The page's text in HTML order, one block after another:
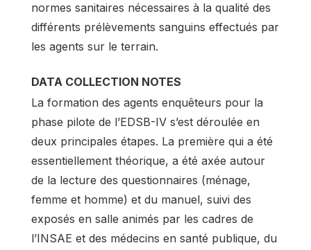
normes sanitaires nécessaires à la qualité des
différents prélèvements sanguins effectués par
les agents sur le terrain.
DATA COLLECTION NOTES
La formation des agents enquêteurs pour la
phase pilote de l’EDSB-IV s’est déroulée en
deux principales étapes. La première qui a été
essentiellement théorique, a été axée autour
de la lecture des questionnaires (ménage,
femme et homme) et du manuel, suivi des
exposés en salle animés par les cadres de
l’INSAE et des médecins en santé publique, du